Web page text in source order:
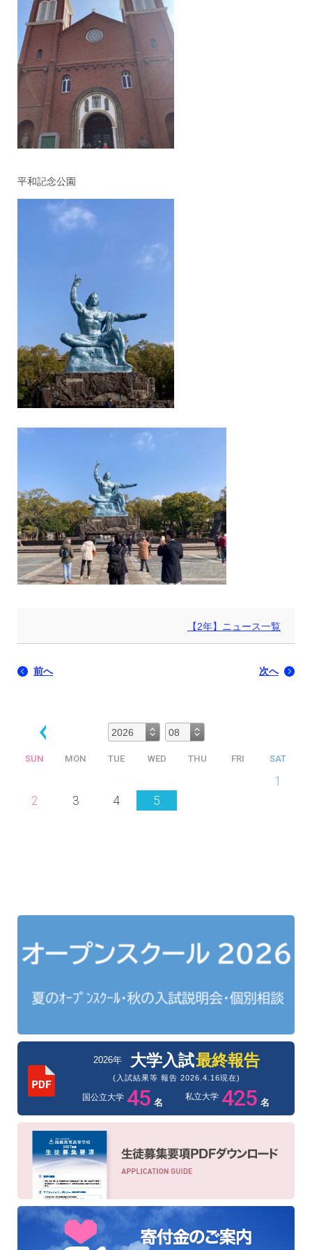
平和記念公園
【2年】ニュース一覧
前へ 次へ
SUN MON TUE WED THU FRI SAT
1
2
3 4 5
2026年 大学入試最終報告
(入試結果等 報告 2026.4.16現在)
国公立大学 45 名
私立大学 425 名